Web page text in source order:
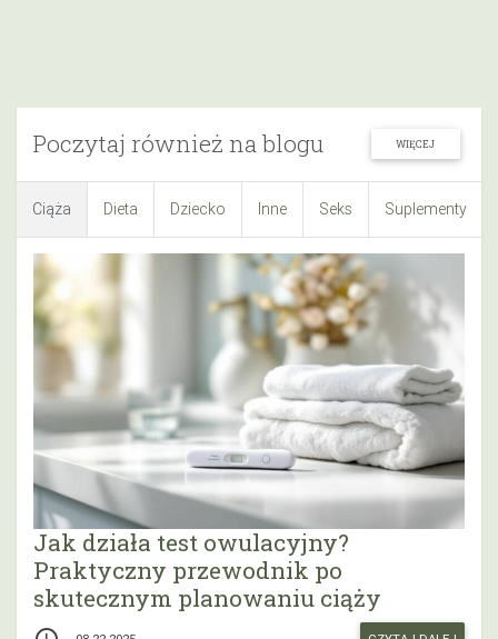
Poczytaj również na blogu WIĘCEJ
Ciąża Dieta Dziecko Inne Seks Suplementy
Jak działa test owulacyjny?
Praktyczny przewodnik po
skutecznym planowaniu ciąży